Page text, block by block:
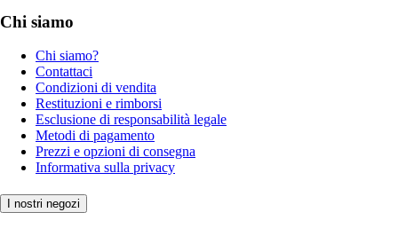
Chi siamo
Chi siamo?
Contattaci
Condizioni di vendita
Restituzioni e rimborsi
Esclusione di responsabilità legale
Metodi di pagamento
Prezzi e opzioni di consegna
Informativa sulla privacy
I nostri negozi